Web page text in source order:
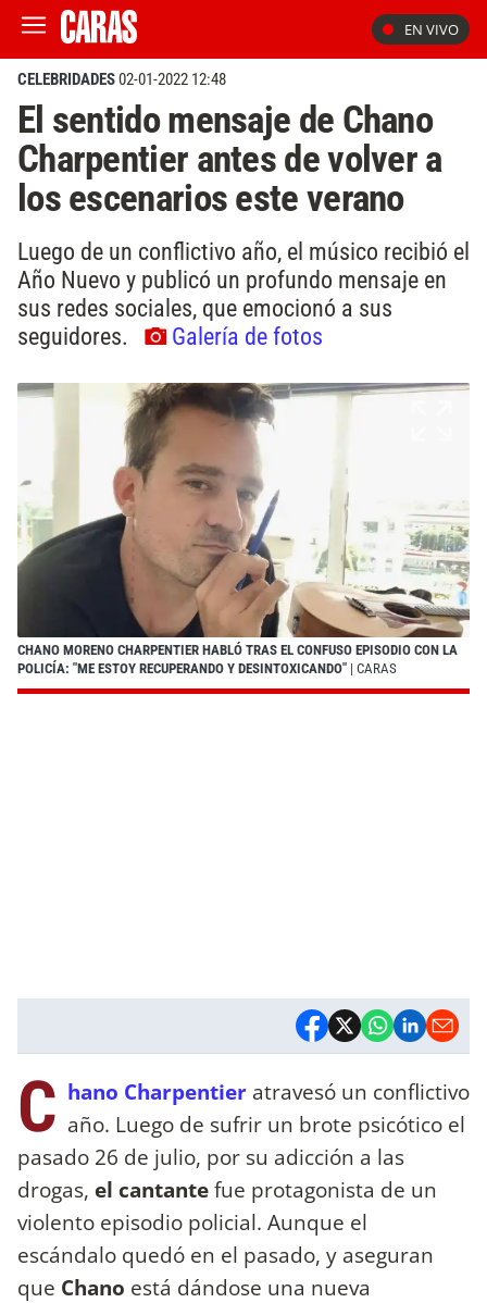
EN VIVO
CELEBRIDADES02-01-2022 12:48
El sentido mensaje de Chano
Charpentier antes de volver a
los escenarios este verano
Luego de un conflictivo año, el músico recibió el
Año Nuevo y publicó un profundo mensaje en
sus redes sociales, que emocionó a sus
seguidores.
Galería de fotos
CHANO MORENO CHARPENTIER HABLÓ TRAS EL CONFUSO EPISODIO CON LA
POLICÍA: "ME ESTOY RECUPERANDO Y DESINTOXICANDO" | CARAS
C hano Charpentier atravesó un conflictivo
año. Luego de sufrir un brote psicótico el
pasado 26 de julio, por su adicción a las
drogas, el cantantefue protagonista de un
violento episodio policial. Aunque el
escándalo quedó en el pasado, y aseguran
que Chano está dándose una nueva